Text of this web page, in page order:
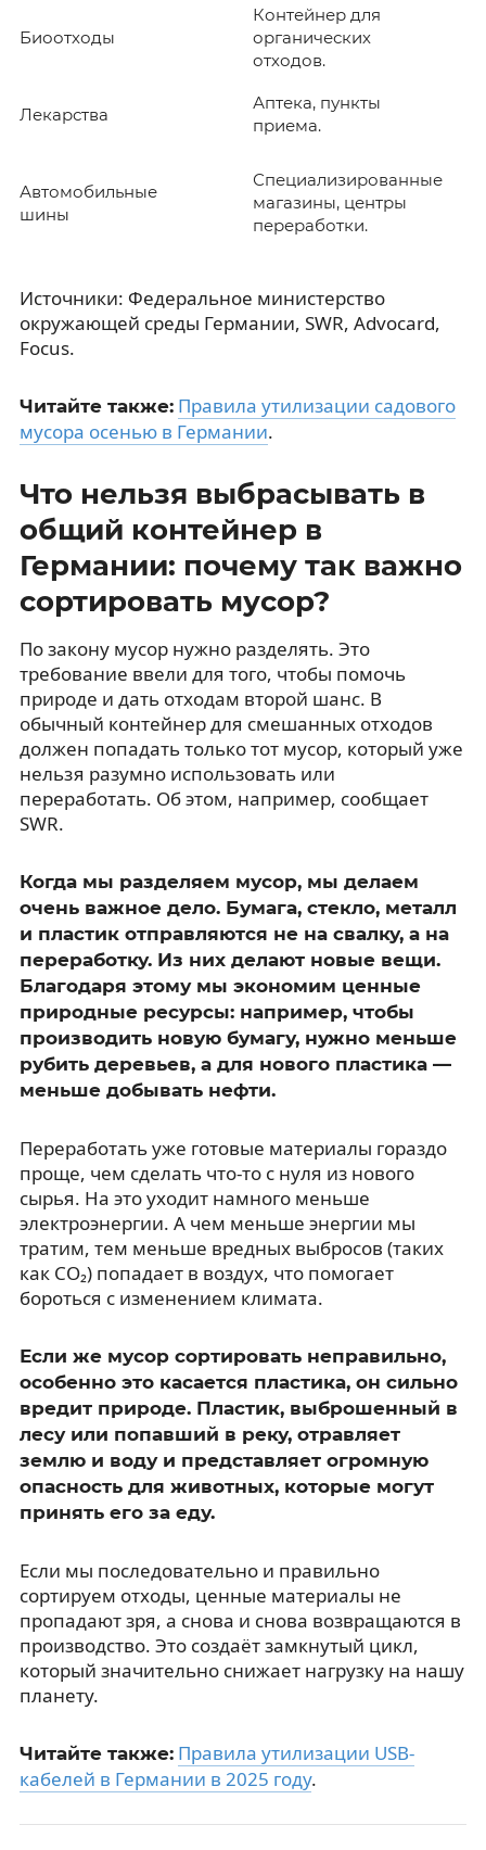
Биоотходы
Контейнер для
органических
отходов.
Лекарства
Аптека, пункты
приема.
Автомобильные
шины
Специализированные
магазины, центры
переработки.
Источники: Федеральное министерство
окружающей среды Германии, SWR, Advocard,
Focus.
Читайте также: Правила утилизации садового
мусора осенью в Германии.
Что нельзя выбрасывать в
общий контейнер в
Германии: почему так важно
сортировать мусор?
По закону мусор нужно разделять. Это
требование ввели для того, чтобы помочь
природе и дать отходам второй шанс. В
обычный контейнер для смешанных отходов
должен попадать только тот мусор, который уже
нельзя разумно использовать или
переработать. Об этом, например, сообщает
SWR.
Когда мы разделяем мусор, мы делаем
очень важное дело. Бумага, стекло, металл
и пластик отправляются не на свалку, а на
переработку. Из них делают новые вещи.
Благодаря этому мы экономим ценные
природные ресурсы: например, чтобы
производить новую бумагу, нужно меньше
рубить деревьев, а для нового пластика —
меньше добывать нефти.
Переработать уже готовые материалы гораздо
проще, чем сделать что-то с нуля из нового
сырья. На это уходит намного меньше
электроэнергии. А чем меньше энергии мы
тратим, тем меньше вредных выбросов (таких
как CO₂) попадает в воздух, что помогает
бороться с изменением климата.
Если же мусор сортировать неправильно,
особенно это касается пластика, он сильно
вредит природе. Пластик, выброшенный в
лесу или попавший в реку, отравляет
землю и воду и представляет огромную
опасность для животных, которые могут
принять его за еду.
Если мы последовательно и правильно
сортируем отходы, ценные материалы не
пропадают зря, а снова и снова возвращаются в
производство. Это создаёт замкнутый цикл,
который значительно снижает нагрузку на нашу
планету.
Читайте также: Правила утилизации USB-
кабелей в Германии в 2025 году.